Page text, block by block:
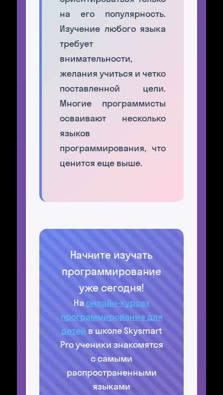
на его популярность.
Изучение любого языка
требует
внимательности,
желания учиться и четко
поставленной цели.
Многие программисты
осваивают несколько
языков
программирования, что
ценится еще выше.
Начните изучать
программирование
уже сегодня!
На онлайн-курсах
программирования для
детей в школе Skysmart
Pro ученики знакомятся
с самыми
распространенными
языками